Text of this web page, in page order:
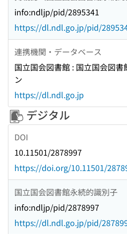
info:ndljp/pid/2895341
https://dl.ndl.go.jp/pid/
連携機関・データベース
国立国会図書館 : 国立国会図書
ン
https://dl.ndl.go.jp
デジタル
DOI
10.11501/2878997
https://doi.org/10.11501/
国立国会図書館永続的識別子
info:ndljp/pid/2878997
https://dl.ndl.go.jp/pid/